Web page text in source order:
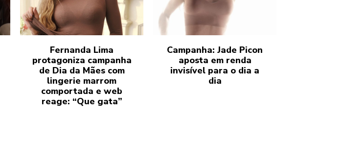
Fernanda Lima
protagoniza campanha
de Dia da Mães com
lingerie marrom
comportada e web
reage: “Que gata”
Campanha: Jade Picon
aposta em renda
invisível para o dia a
dia